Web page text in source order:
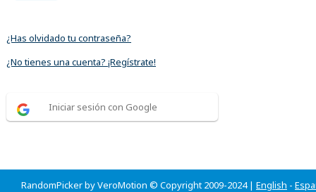
¿Has olvidado tu contraseña?
¿No tienes una cuenta? ¡Regístrate!
Iniciar sesión con Google
RandomPicker by VeroMotion © Copyright 2009-2024 | English -